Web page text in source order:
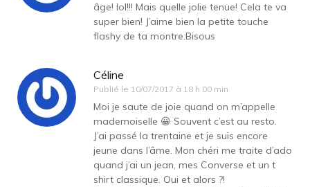
âge! lol!!! Mais quelle jolie tenue! Cela te va
super bien! J’aime bien la petite touche
flashy de ta montre.Bisous
Céline
Publié le 10/07/2017 à 18 h 00 min
Moi je saute de joie quand on m’appelle
mademoiselle 😀 Souvent c’est au resto.
J’ai passé la trentaine et je suis encore
jeune dans l’âme. Mon chéri me traite d’ado
quand j’ai un jean, mes Converse et un t
shirt classique. Oui et alors ?!